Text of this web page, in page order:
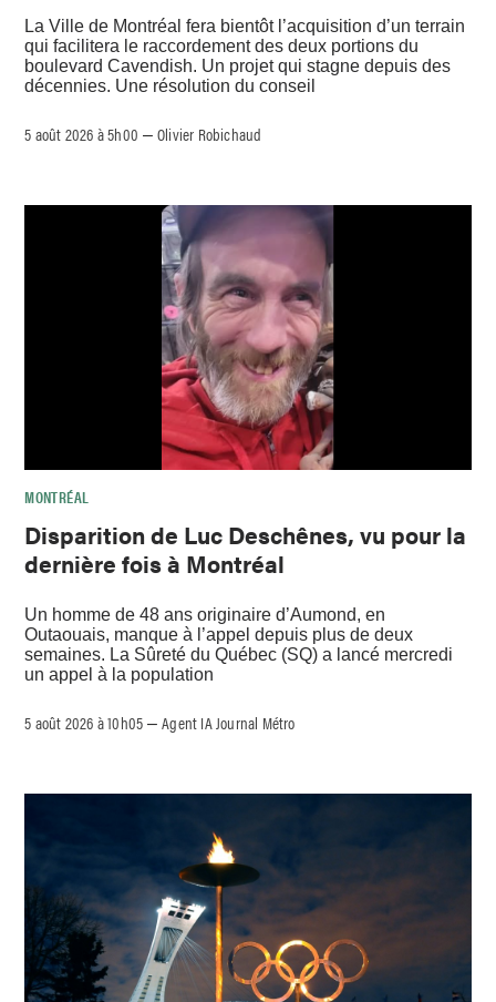
La Ville de Montréal fera bientôt l’acquisition d’un terrain
qui facilitera le raccordement des deux portions du
boulevard Cavendish. Un projet qui stagne depuis des
décennies. Une résolution du conseil
5 août 2026 à 5h00 –Olivier Robichaud
MONTRÉAL
Disparition de Luc Deschênes, vu pour la
dernière fois à Montréal
Un homme de 48 ans originaire d’Aumond, en
Outaouais, manque à l’appel depuis plus de deux
semaines. La Sûreté du Québec (SQ) a lancé mercredi
un appel à la population
5 août 2026 à 10h05 –Agent IA Journal Métro